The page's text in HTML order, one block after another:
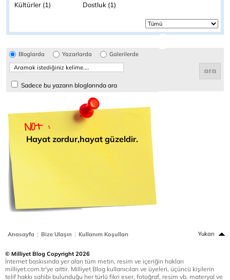
Kültürler (1)
Dostluk (1)
Bloglarda Yazarlarda Galerilerde
Sadece bu yazarın bloglarında ara
Hayat zordur,hayat güzeldir.
Anasayfa | Bize Ulaşın | Kullanım Koşulları Yukarı
© Milliyet Blog Copyright 2026
İnternet baskısında yer alan tüm metin, resim ve içeriğin hakları
milliyet.com.tr'ye aittir. Milliyet Blog kullanıcıları ve üyeleri, üçüncü kişilerin
telif hakkı sahibi bulunduğu her türlü fikri eser, fotoğraf, resim vb. materyal ve